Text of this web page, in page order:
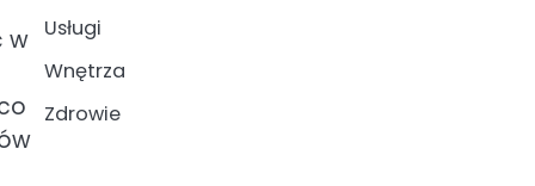
w
Usługi
Wnętrza
Zdrowie